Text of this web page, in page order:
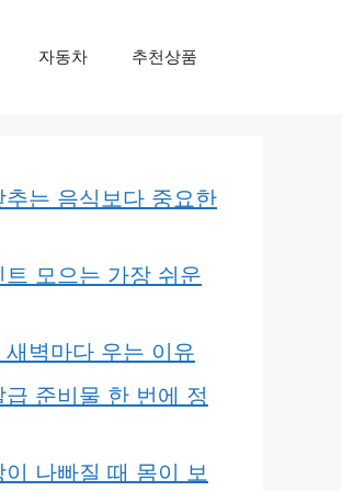
자동차 추천상품
추는 음식보다 중요한
트 모으는 가장 쉬운
새벽마다 우는 이유
급 준비물 한 번에 정
이 나빠질 때 몸이 보